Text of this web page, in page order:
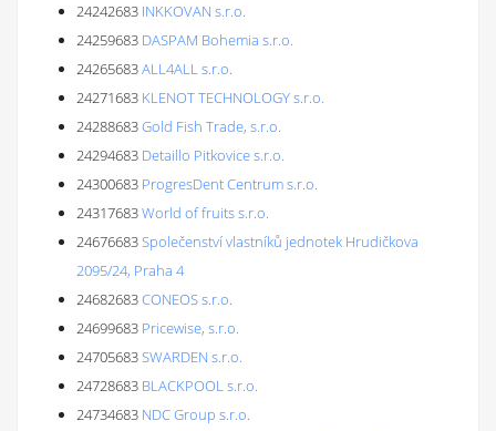
24242683 INKKOVAN s.r.o.
24259683 DASPAM Bohemia s.r.o.
24265683ALL4ALL s.r.o.
24271683 KLENOT TECHNOLOGY s.r.o.
24288683Gold Fish Trade, s.r.o.
24294683 Detaillo Pitkovice s.r.o.
24300683 ProgresDent Centrum s.r.o.
24317683World of fruits s.r.o.
24676683Společenství vlastníků jednotek Hrudičkova
2095/24, Praha 4
24682683CONEOS s.r.o.
24699683 Pricewise, s.r.o.
24705683SWARDEN s.r.o.
24728683 BLACKPOOL s.r.o.
24734683 NDC Group s.r.o.